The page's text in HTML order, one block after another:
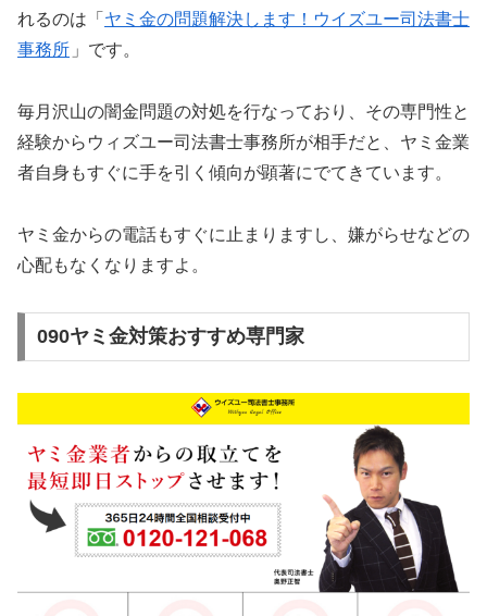
れるのは「 ヤミ金の問題解決します！ウイズユー司法書士
事務所 」です。
毎月沢山の闇金問題の対処を行なっており、その専門性と
経験からウィズユー司法書士事務所が相手だと、ヤミ金業
者自身もすぐに手を引く傾向が顕著にでてきています。
ヤミ金からの電話もすぐに止まりますし、嫌がらせなどの
心配もなくなりますよ。
090ヤミ金対策おすすめ専門家